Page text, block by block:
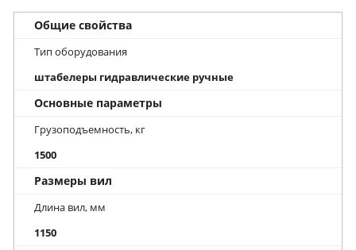
Общие свойства
Тип оборудования
штабелеры гидравлические ручные
Основные параметры
Грузоподъемность, кг
1500
Размеры вил
Длина вил, мм
1150